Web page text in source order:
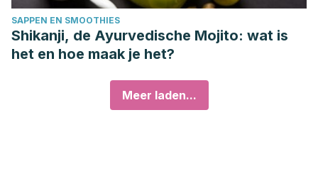
SAPPEN EN SMOOTHIES
Shikanji, de Ayurvedische Mojito: wat is
het en hoe maak je het?
Meer laden...